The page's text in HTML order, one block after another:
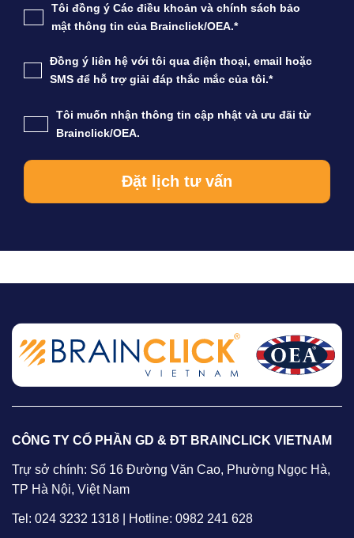
Tôi đồng ý Các điều khoản và chính sách bảo
mật thông tin của Brainclick/OEA.*
Đồng ý liên hệ với tôi qua điện thoại, email hoặc
SMS để hỗ trợ giải đáp thắc mắc của tôi.*
Tôi muốn nhận thông tin cập nhật và ưu đãi từ
Brainclick/OEA.
CÔNG TY CỔ PHẦN GD & ĐT BRAINCLICK VIETNAM
Trự sở chính: Số 16 Đường Văn Cao, Phường Ngọc Hà,
TP Hà Nội, Việt Nam
Tel: 024 3232 1318 | Hotline: 0982 241 628